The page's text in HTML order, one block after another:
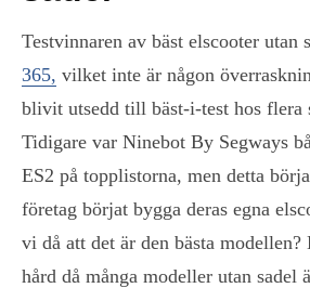
Testvinnaren av bäst elscooter utan
365, vilket inte är någon
blivit utsedd till bäst-i-test hos flera
Tidigare var Ninebot By Segways
ES2 på topplistorna, men detta
företag börjat bygga deras egna
vi då att det är den bästa modellen?
hård då många modeller utan sadel